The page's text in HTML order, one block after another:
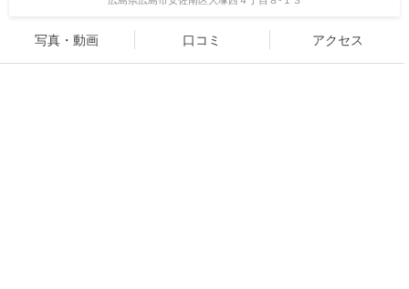
写真・動画 口コミ アクセス